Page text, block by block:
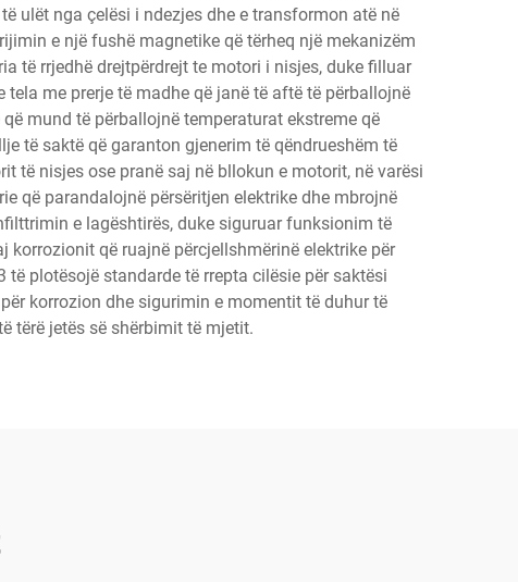
ulët nga çelësi i ndezjes dhe e transformon atë në
e një fushë magnetike që tërheq një mekanizëm
të rrjedhë drejtpërdrejt te motori i nisjes, duke filluar
me prerje të madhe që janë të aftë të përballojnë
mund të përballojnë temperaturat ekstreme që
të saktë që garanton gjenerim të qëndrueshëm të
të nisjes ose pranë saj në bllokun e motorit, në varësi
që parandalojnë përsëritjen elektrike dhe mbrojnë
e lagështirës, duke siguruar funksionim të
që ruajnë përcjellshmërinë elektrike për
plotësojë standarde të rrepta cilësie për saktësi
korrozion dhe sigurimin e momentit të duhur të
tërë jetës së shërbimit të mjetit.